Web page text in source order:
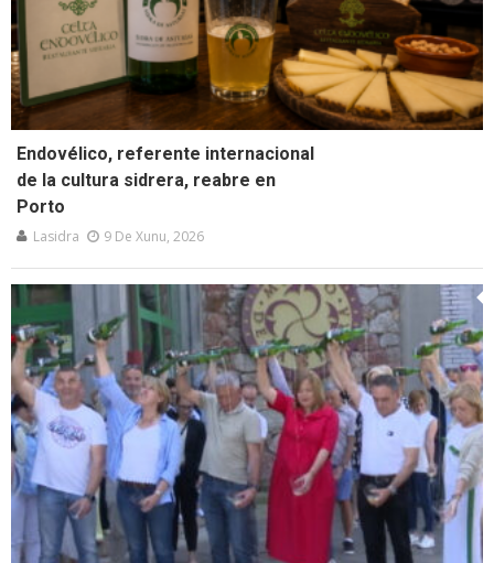
Endovélico, referente internacional
de la cultura sidrera, reabre en
Porto
Lasidra 9 De Xunu, 2026